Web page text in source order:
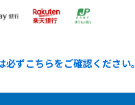
ずこちらをご確認ください。